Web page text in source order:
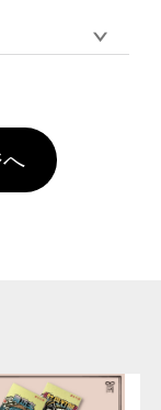
有効期限は一
10カ月のご注
大5%)が適用
ければ、ラン
ための処理剤
格で商品をお届
が可能です。
て着用前に落と
たします。※1
関わらず、前
ザインのみ画
、またはAdobe
円未満になる
ご注意くださ